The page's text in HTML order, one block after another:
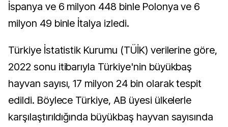
İspanya ve 6 milyon 448 binle Polonya ve 6
milyon 49 binle İtalya izledi.
Türkiye İstatistik Kurumu (TÜİK) verilerine göre,
2022 sonu itibarıyla Türkiye'nin büyükbaş
hayvan sayısı, 17 milyon 24 bin olarak tespit
edildi. Böylece Türkiye, AB üyesi ülkelerle
karşılaştırıldığında büyükbaş hayvan sayısında